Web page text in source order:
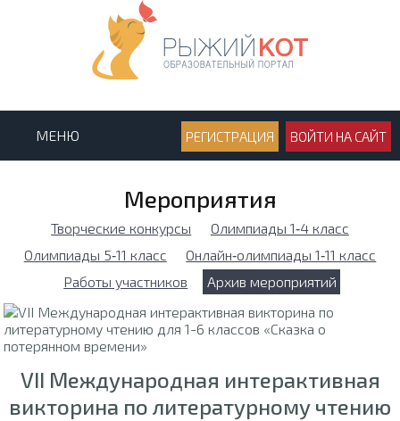
МЕНЮ РЕГИСТРАЦИЯ ВОЙТИ НА САЙТ
Мероприятия
Творческие конкурсы
Олимпиады 1‑4 класс
Олимпиады 5‑11 класс
Онлайн‑олимпиады 1‑11 класс
Работы участников
Архив мероприятий
VII Международная интерактивная
викторина по литературному чтению